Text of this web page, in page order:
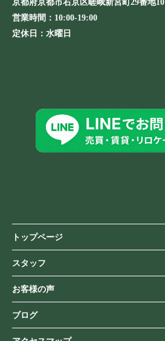
京都府京都市右京区嵯峨新宮町29番地10
営業時間： 10:00-19:00
定休日： 水曜日
トップページ
スタッフ
お客様の声
ブログ